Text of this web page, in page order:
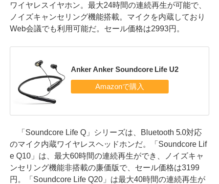
ワイヤレスイヤホン。最大24時間の連続再生が可能で、
ノイズキャンセリング機能搭載。マイクを内蔵しており
Web会議でも利用可能だ。セール価格は2993円。
Anker Anker Soundcore Life U2
「Soundcore Life Q」シリーズは、Bluetooth 5.0対応
のマイク内蔵ワイヤレスヘッドホンだ。「Soundcore Lif
e Q10」は、最大60時間の連続再生ができ、ノイズキャ
ンセリング機能非搭載の廉価版で、セール価格は3199
円。「Soundcore Life Q20」は最大40時間の連続再生が